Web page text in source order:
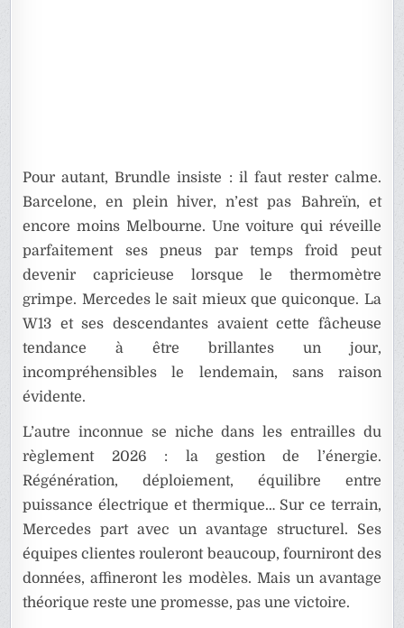
Pour autant, Brundle insiste : il faut rester calme.
Barcelone, en plein hiver, n’est pas Bahreïn, et
encore moins Melbourne. Une voiture qui réveille
parfaitement ses pneus par temps froid peut
devenir capricieuse lorsque le thermomètre
grimpe. Mercedes le sait mieux que quiconque. La
W13 et ses descendantes avaient cette fâcheuse
tendance à être brillantes un jour,
incompréhensibles le lendemain, sans raison
évidente.
L’autre inconnue se niche dans les entrailles du
règlement 2026 : la gestion de l’énergie.
Régénération, déploiement, équilibre entre
puissance électrique et thermique… Sur ce terrain,
Mercedes part avec un avantage structurel. Ses
équipes clientes rouleront beaucoup, fourniront des
données, affineront les modèles. Mais un avantage
théorique reste une promesse, pas une victoire.